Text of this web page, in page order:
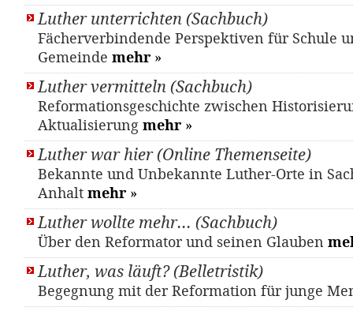
Luther unterrichten (Sachbuch)
Fächerverbindende Perspektiven für Schule
Gemeinde mehr »
Luther vermitteln (Sachbuch)
Reformationsgeschichte zwischen
Aktualisierung mehr »
Luther war hier (Online Themenseite)
Bekannte und Unbekannte Luther-Orte in
Anhalt mehr »
Luther wollte mehr... (Sachbuch)
Über den Reformator und seinen Glauben
Luther, was läuft? (Belletristik)
Begegnung mit der Reformation für junge